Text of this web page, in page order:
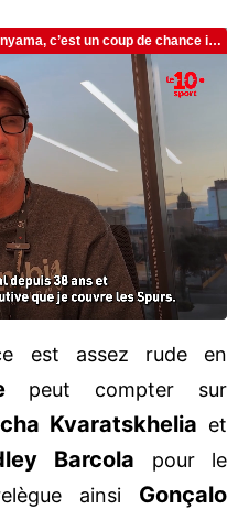
est assez rude en
peut compter sur
Kvaratskhelia et
Barcola pour le
ainsi Gonçalo